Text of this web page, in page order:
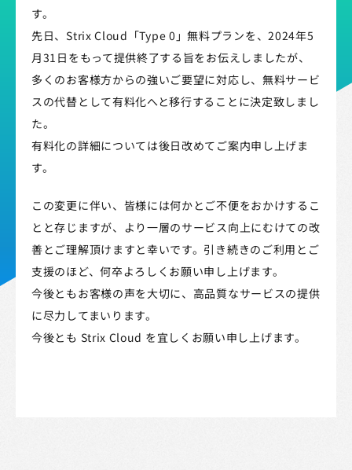
す。
先日、Strix Cloud「Type 0」無料プランを、2024年5
月31日をもって提供終了する旨をお伝えしましたが、
多くのお客様方からの強いご要望に対応し、無料サービ
スの代替として有料化へと移行することに決定致しまし
た。
有料化の詳細については後日改めてご案内申し上げま
す。
この変更に伴い、皆様には何かとご不便をおかけするこ
とと存じますが、より一層のサービス向上にむけての改
善とご理解頂けますと幸いです。引き続きのご利用とご
支援のほど、何卒よろしくお願い申し上げます。
今後ともお客様の声を大切に、高品質なサービスの提供
に尽力してまいります。
今後とも Strix Cloud を宜しくお願い申し上げます。